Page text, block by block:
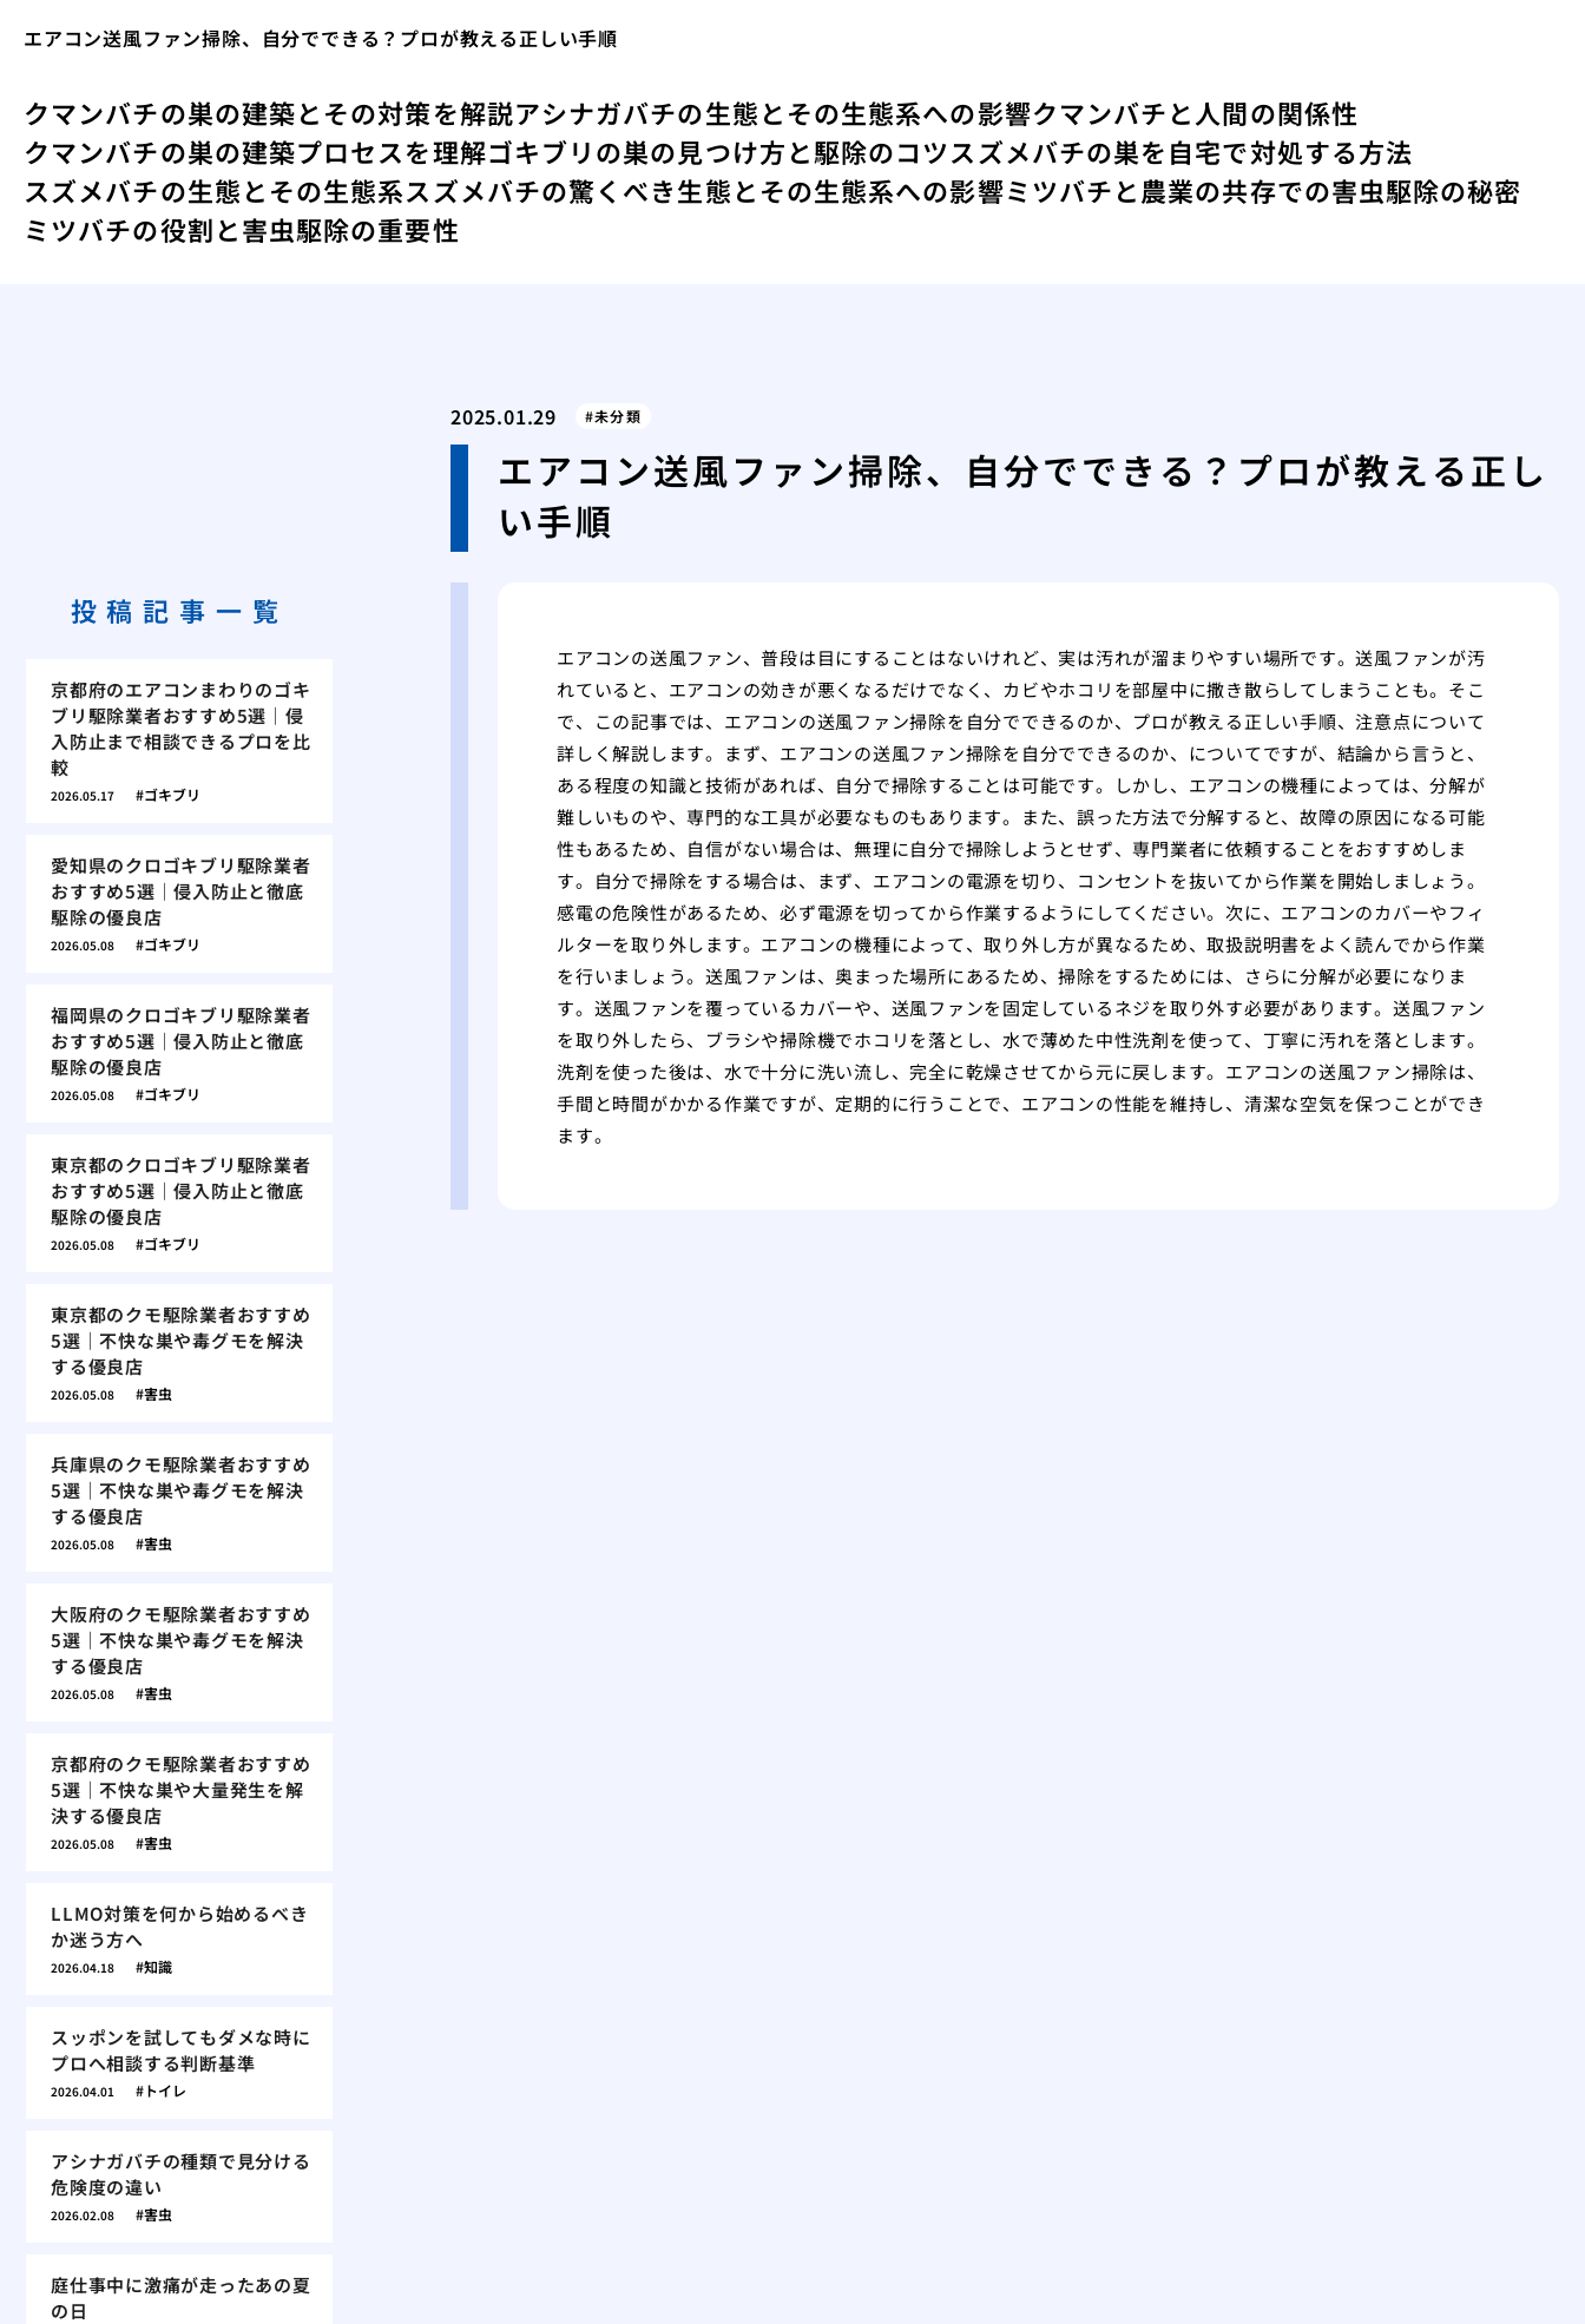
エアコン送風ファン掃除、自分でできる？プロが教える正しい手順
クマンバチの巣の建築とその対策を解説アシナガバチの生態とその生態系への影響クマンバチと人間の関係性
クマンバチの巣の建築プロセスを理解ゴキブリの巣の見つけ方と駆除のコツスズメバチの巣を自宅で対処する方法
スズメバチの生態とその生態系スズメバチの驚くべき生態とその生態系への影響ミツバチと農業の共存での害虫駆除の秘密
ミツバチの役割と害虫駆除の重要性
2025.01.29 未分類
エアコン送風ファン掃除、自分でできる？プロが教える正し
い手順
エアコンの送風ファン、普段は目にすることはないけれど、実は汚れが溜まりやすい場所です。送風ファンが汚
れていると、エアコンの効きが悪くなるだけでなく、カビやホコリを部屋中に撒き散らしてしまうことも。そこ
で、この記事では、エアコンの送風ファン掃除を自分でできるのか、プロが教える正しい手順、注意点について
詳しく解説します。まず、エアコンの送風ファン掃除を自分でできるのか、についてですが、結論から言うと、
ある程度の知識と技術があれば、自分で掃除することは可能です。しかし、エアコンの機種によっては、分解が
難しいものや、専門的な工具が必要なものもあります。また、誤った方法で分解すると、故障の原因になる可能
性もあるため、自信がない場合は、無理に自分で掃除しようとせず、専門業者に依頼することをおすすめしま
す。自分で掃除をする場合は、まず、エアコンの電源を切り、コンセントを抜いてから作業を開始しましょう。
感電の危険性があるため、必ず電源を切ってから作業するようにしてください。次に、エアコンのカバーやフィ
ルターを取り外します。エアコンの機種によって、取り外し方が異なるため、取扱説明書をよく読んでから作業
を行いましょう。送風ファンは、奥まった場所にあるため、掃除をするためには、さらに分解が必要になりま
す。送風ファンを覆っているカバーや、送風ファンを固定しているネジを取り外す必要があります。送風ファン
を取り外したら、ブラシや掃除機でホコリを落とし、水で薄めた中性洗剤を使って、丁寧に汚れを落とします。
洗剤を使った後は、水で十分に洗い流し、完全に乾燥させてから元に戻します。エアコンの送風ファン掃除は、
手間と時間がかかる作業ですが、定期的に行うことで、エアコンの性能を維持し、清潔な空気を保つことができ
ます。
投稿記事一覧
京都府のエアコンまわりのゴキ
ブリ駆除業者おすすめ5選｜侵
入防止まで相談できるプロを比
較
2026.05.17 ゴキブリ
愛知県のクロゴキブリ駆除業者
おすすめ5選｜侵入防止と徹底
駆除の優良店
2026.05.08 ゴキブリ
福岡県のクロゴキブリ駆除業者
おすすめ5選｜侵入防止と徹底
駆除の優良店
2026.05.08 ゴキブリ
東京都のクロゴキブリ駆除業者
おすすめ5選｜侵入防止と徹底
駆除の優良店
2026.05.08 ゴキブリ
東京都のクモ駆除業者おすすめ
5選｜不快な巣や毒グモを解決
する優良店
2026.05.08 害虫
兵庫県のクモ駆除業者おすすめ
5選｜不快な巣や毒グモを解決
する優良店
2026.05.08 害虫
大阪府のクモ駆除業者おすすめ
5選｜不快な巣や毒グモを解決
する優良店
2026.05.08 害虫
京都府のクモ駆除業者おすすめ
5選｜不快な巣や大量発生を解
決する優良店
2026.05.08 害虫
LLMO対策を何から始めるべき
か迷う方へ
2026.04.18 知識
スッポンを試してもダメな時に
プロへ相談する判断基準
2026.04.01 トイレ
アシナガバチの種類で見分ける
危険度の違い
2026.02.08 害虫
庭仕事中に激痛が走ったあの夏
の日